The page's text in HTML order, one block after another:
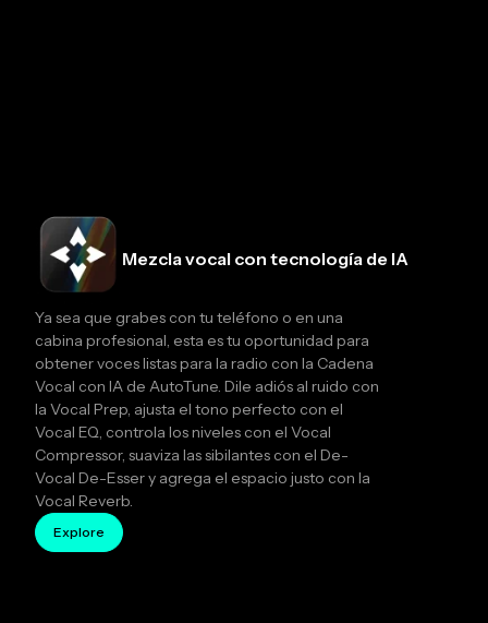
Mezcla vocal con tecnología de IA
Ya sea que grabes con tu teléfono o en una
cabina profesional, esta es tu oportunidad para
obtener voces listas para la radio con la Cadena
Vocal con IA de AutoTune. Dile adiós al ruido con
la Vocal Prep, ajusta el tono perfecto con el
Vocal EQ, controla los niveles con el Vocal
Compressor, suaviza las sibilantes con el De-
Vocal De-Esser y agrega el espacio justo con la
Vocal Reverb.
Explore